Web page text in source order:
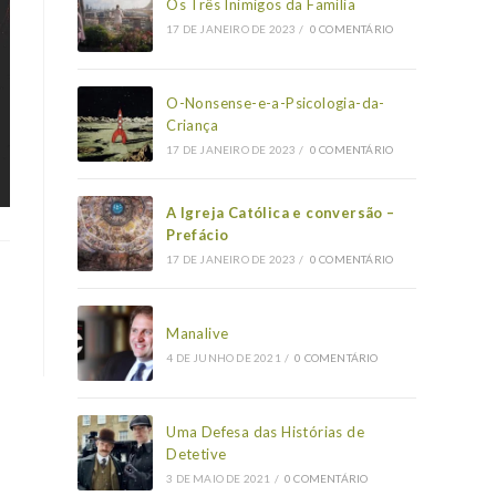
Os Três Inimigos da Família
17 DE JANEIRO DE 2023 / 0 COMENTÁRIO
O-Nonsense-e-a-Psicologia-da-
Criança
17 DE JANEIRO DE 2023 / 0 COMENTÁRIO
A Igreja Católica e conversão –
Prefácio
17 DE JANEIRO DE 2023 / 0 COMENTÁRIO
Manalive
4 DE JUNHO DE 2021 / 0 COMENTÁRIO
Uma Defesa das Histórias de
Detetive
3 DE MAIO DE 2021 / 0 COMENTÁRIO